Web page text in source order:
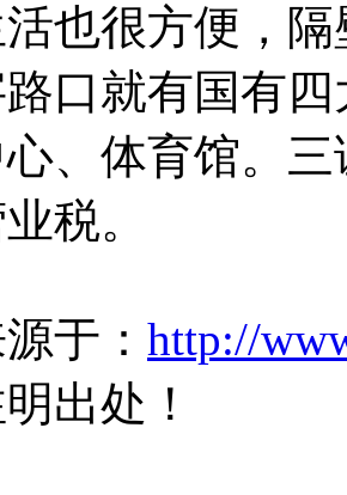
也很方便，
口就有国有
、体育馆。
税。
于： http://
出处！